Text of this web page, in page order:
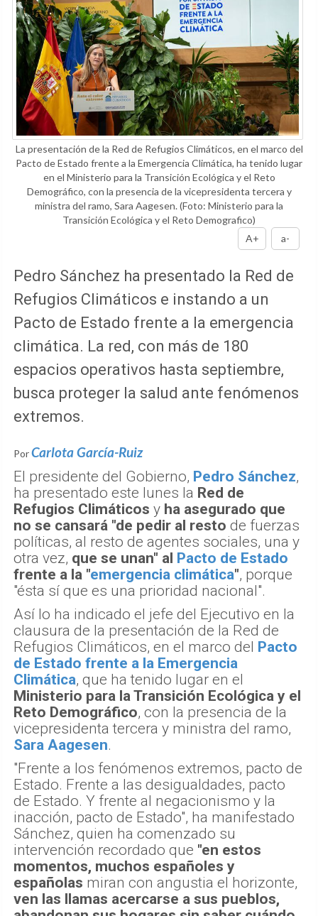
La presentación de la Red de Refugios Climáticos, en el marco del
Pacto de Estado frente a la Emergencia Climática, ha tenido lugar
en el Ministerio para la Transición Ecológica y el Reto
Demográfico, con la presencia de la vicepresidenta tercera y
ministra del ramo, Sara Aagesen.(Foto: Ministerio para la
Transición Ecológica y el Reto Demografico)
A+
a-
Pedro Sánchez ha presentado la Red de
Refugios Climáticos e instando a un
Pacto de Estado frente a la emergencia
climática. La red, con más de 180
espacios operativos hasta septiembre,
busca proteger la salud ante fenómenos
extremos.
PorCarlota García-Ruiz
El presidente del Gobierno, Pedro Sánchez,
ha presentado este lunes la Red de
Refugios Climáticos y ha asegurado que
no se cansará "de pedir al resto de fuerzas
políticas, al resto de agentes sociales, una y
otra vez, que se unan" al Pacto de Estado
frente a la "emergencia climática", porque
"ésta sí que es una prioridad nacional".
Así lo ha indicado el jefe del Ejecutivo en la
clausura de la presentación de la Red de
Refugios Climáticos, en el marco del Pacto
de Estado frente a la Emergencia
Climática, que ha tenido lugar en el
Ministerio para la Transición Ecológica y el
Reto Demográfico, con la presencia de la
vicepresidenta tercera y ministra del ramo,
Sara Aagesen.
"Frente a los fenómenos extremos, pacto de
Estado. Frente a las desigualdades, pacto
de Estado. Y frente al negacionismo y la
inacción, pacto de Estado", ha manifestado
Sánchez, quien ha comenzado su
intervención recordado que "en estos
momentos, muchos españoles y
españolas miran con angustia el horizonte,
ven las llamas acercarse a sus pueblos,